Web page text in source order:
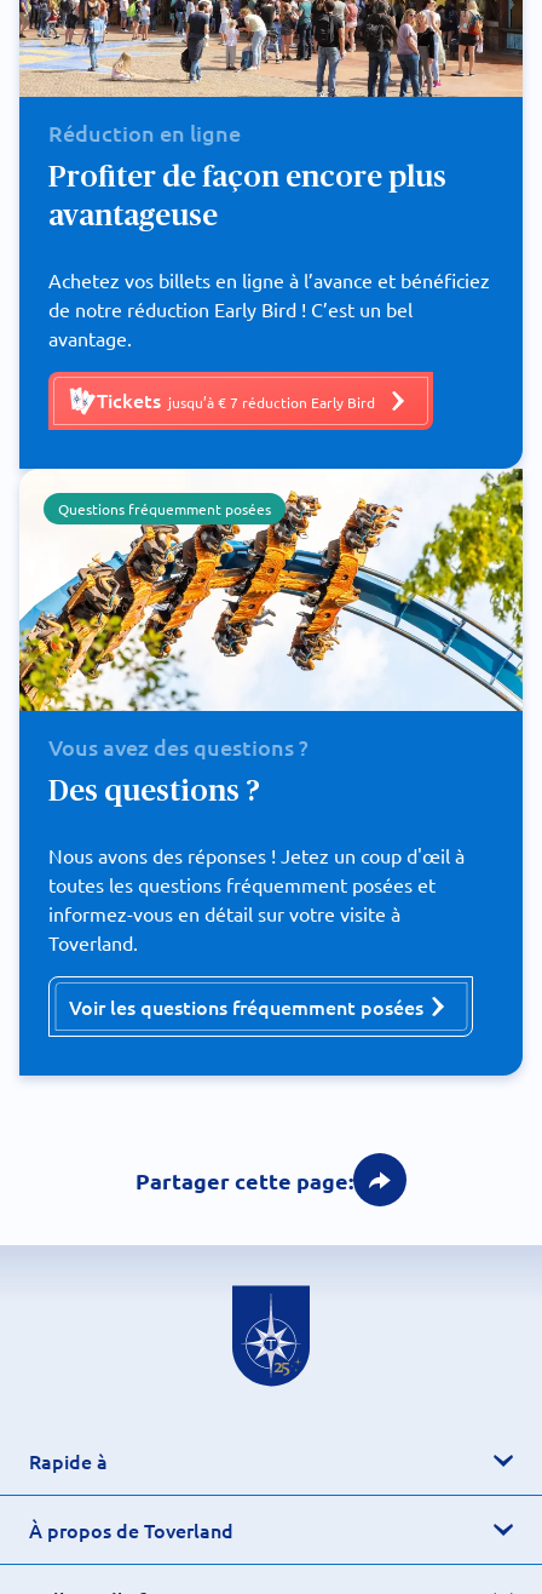
Réduction en ligne
Profiter de façon encore plus
avantageuse
Achetez vos billets en ligne à l’avance et bénéficiez
de notre réduction Early Bird ! C’est un bel
avantage.
Tickets jusqu’à € 7 réduction Early Bird
Questions fréquemment posées
Vous avez des questions ?
Des questions ?
Nous avons des réponses ! Jetez un coup d'œil à
toutes les questions fréquemment posées et
informez-vous en détail sur votre visite à
Toverland.
Voir les questions fréquemment posées
Partager cette page:
Rapide à
À propos de Toverland